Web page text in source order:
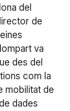
del
de
va
des del
com la
mobilitat de
dades